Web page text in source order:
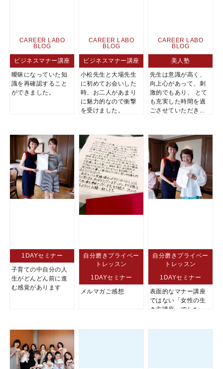
CAREER LABO
BLOG
ビジネスマナー講座
曖昧になっていた知
識を再確認すること
ができました。
CAREER LABO
BLOG
ビジネスマナー講座
小松先生と大場先生
に初めてお会いした
時、お二人があまり
に魅力的なので衝撃
を受けました。
CAREER LABO
BLOG
美人塾
先生は意識が高く、
向上心があって、刺
激的でもあり、 とて
も充実した時間を過
ごさせていただき...
1DAYセミナー
子育ての中自分の人
生がどんどん前に進
む感覚があります
自分磨きプライベー
トレッスン
1DAYセミナー
メルマガご感想
自分磨きプライベー
トレッスン
1DAYセミナー
表面的なマナー講座
ではない「女性の生
き方講座」でした。